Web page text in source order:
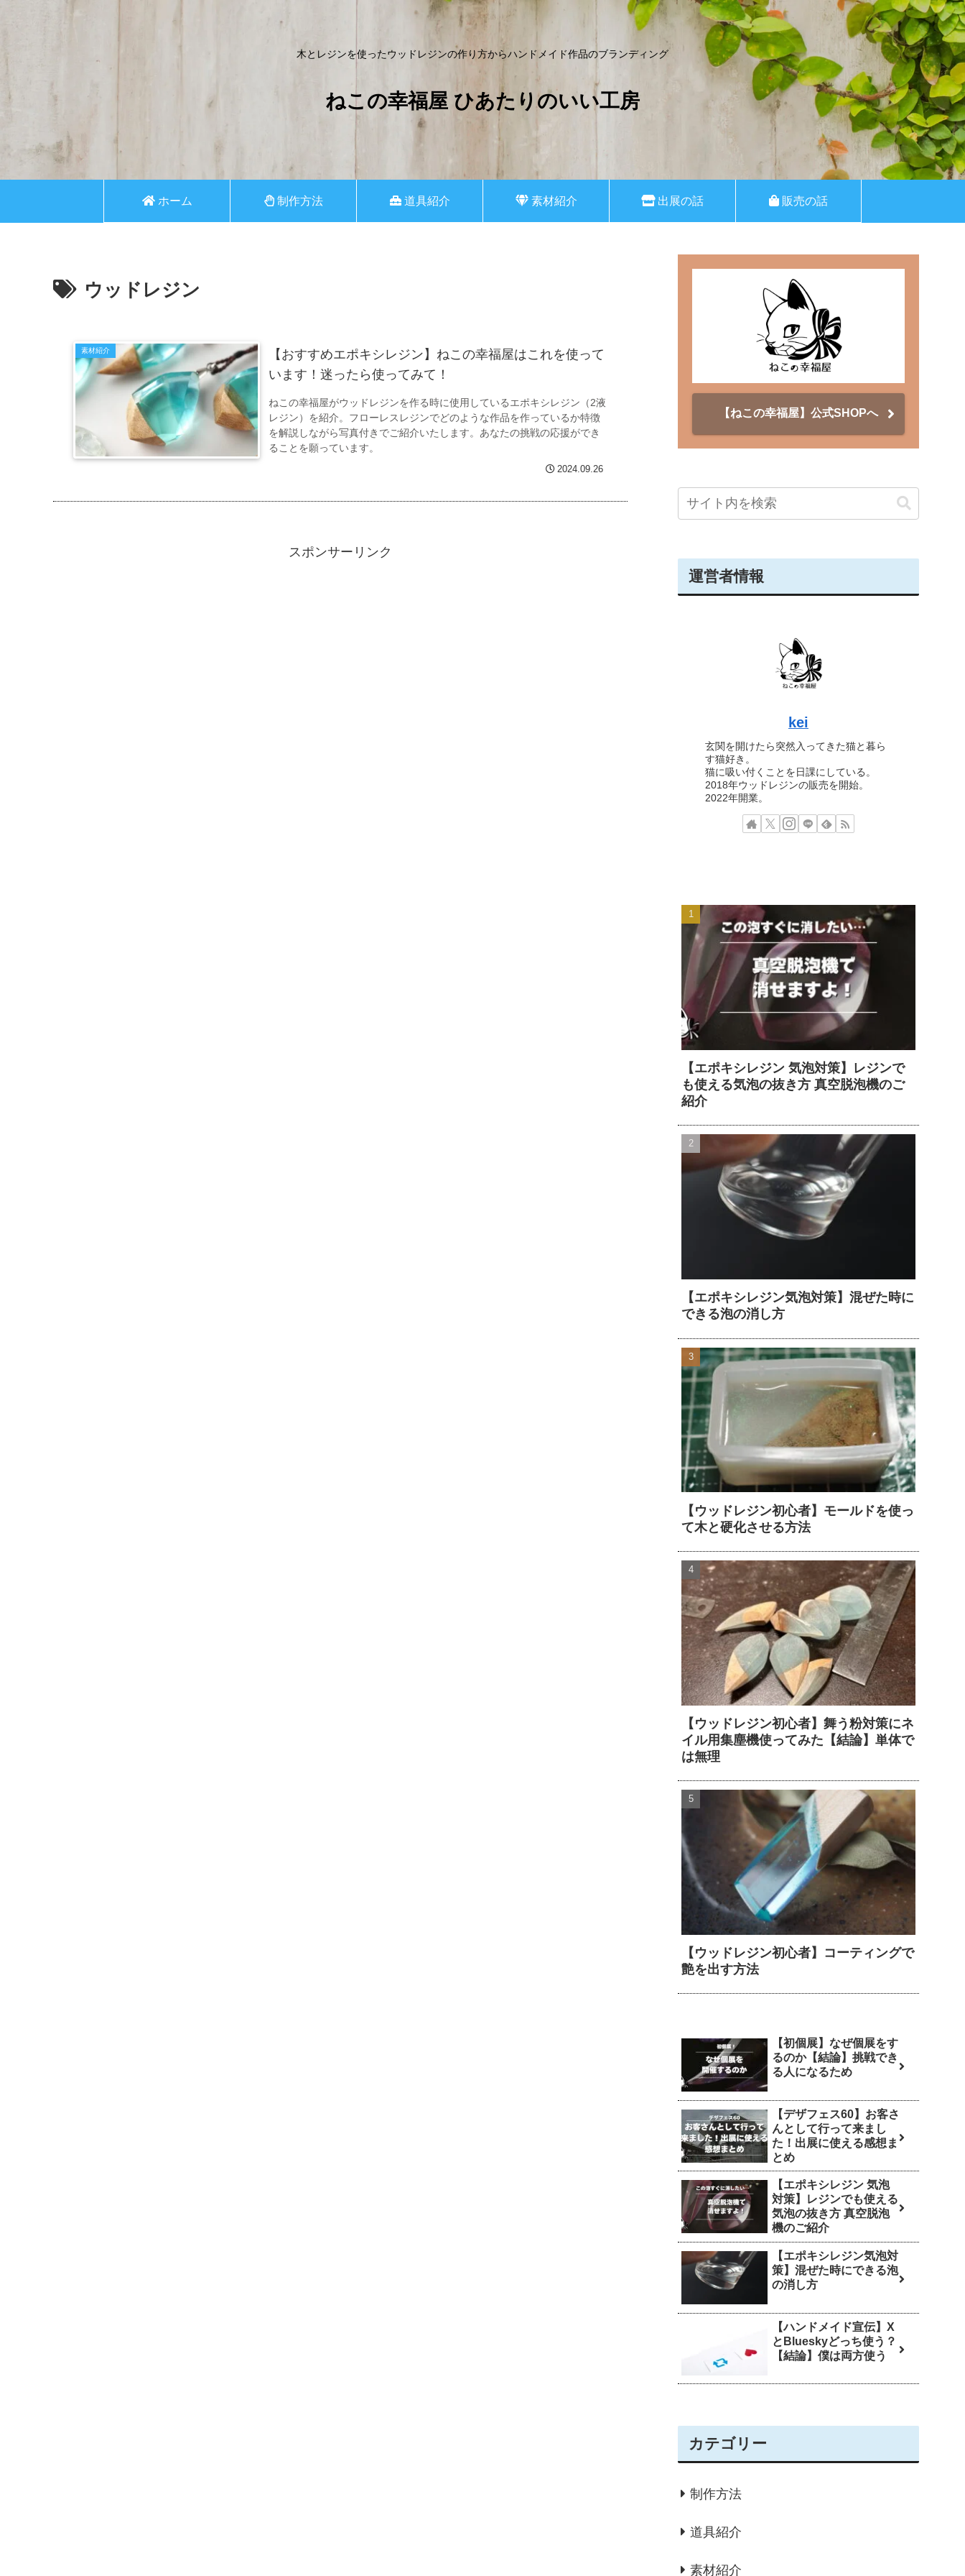
木とレジンを使ったウッドレジンの作り方からハンドメイド作品のブランディング
ねこの幸福屋 ひあたりのいい工房
ホーム 制作方法 道具紹介 素材紹介 出展の話 販売の話
ウッドレジン
素材紹介
【おすすめエポキシレジン】ねこの幸福屋はこれを使って
います！迷ったら使ってみて！
ねこの幸福屋がウッドレジンを作る時に使用しているエポキシレジン（2液
レジン）を紹介。フローレスレジンでどのような作品を作っているか特徴
を解説しながら写真付きでご紹介いたします。あなたの挑戦の応援ができ
ることを願っています。
2024.09.26
スポンサーリンク
【ねこの幸福屋】公式SHOPへ
運営者情報
kei
玄関を開けたら突然入ってきた猫と暮ら
す猫好き。
猫に吸い付くことを日課にしている。
2018年ウッドレジンの販売を開始。
2022年開業。
【エポキシレジン 気泡対策】レジンで
も使える気泡の抜き方 真空脱泡機のご
紹介
【エポキシレジン気泡対策】混ぜた時に
できる泡の消し方
【ウッドレジン初心者】モールドを使っ
て木と硬化させる方法
【ウッドレジン初心者】舞う粉対策にネ
イル用集塵機使ってみた【結論】単体で
は無理
【ウッドレジン初心者】コーティングで
艶を出す方法
【初個展】なぜ個展をす
るのか【結論】挑戦でき
る人になるため
【デザフェス60】お客さ
んとして行って来まし
た！出展に使える感想ま
とめ
【エポキシレジン 気泡
対策】レジンでも使える
気泡の抜き方 真空脱泡
機のご紹介
【エポキシレジン気泡対
策】混ぜた時にできる泡
の消し方
【ハンドメイド宣伝】X
とBlueskyどっち使う？
【結論】僕は両方使う
カテゴリー
制作方法
道具紹介
素材紹介